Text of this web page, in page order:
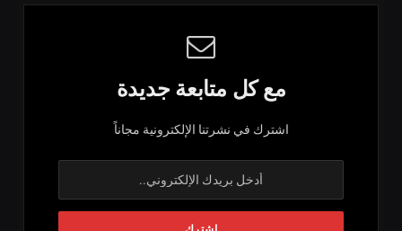
مع كل متابعة جديدة
اشترك في نشرتنا الإلكترونية مجاناً